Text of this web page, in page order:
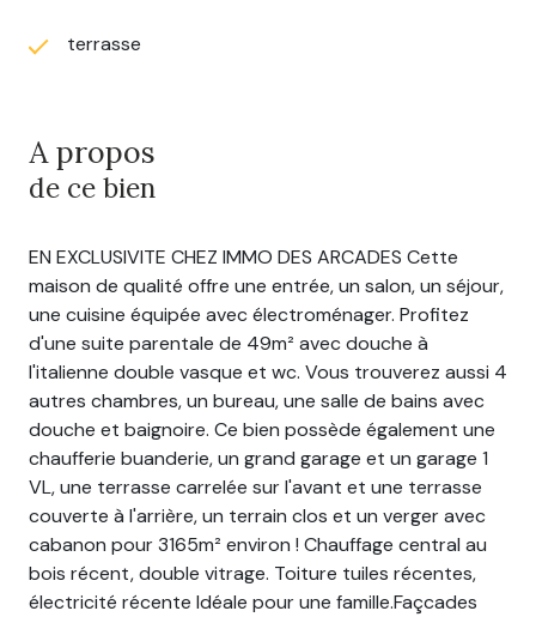
terrasse
A propos
de ce bien
EN EXCLUSIVITE CHEZ IMMO DES ARCADES Cette
maison de qualité offre une entrée, un salon, un séjour,
une cuisine équipée avec électroménager. Profitez
d'une suite parentale de 49m² avec douche à
l'italienne double vasque et wc. Vous trouverez aussi 4
autres chambres, un bureau, une salle de bains avec
douche et baignoire. Ce bien possède également une
chaufferie buanderie, un grand garage et un garage 1
VL, une terrasse carrelée sur l'avant et une terrasse
couverte à l'arrière, un terrain clos et un verger avec
cabanon pour 3165m² environ ! Chauffage central au
bois récent, double vitrage. Toiture tuiles récentes,
électricité récente Idéale pour une famille.Façcades